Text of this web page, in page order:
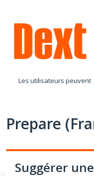
au
contenu
Les utilisateurs peuvent
Prepare
Suggérer